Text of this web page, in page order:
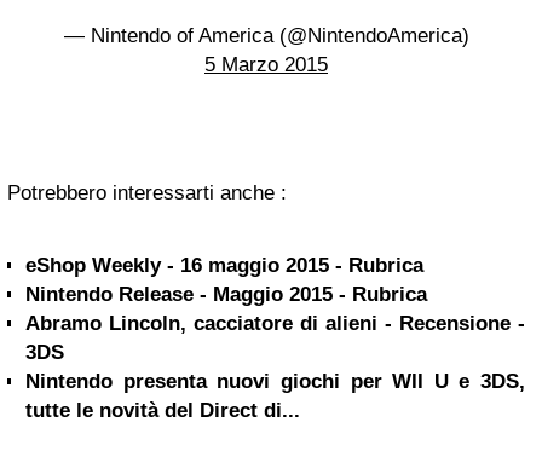
— Nintendo of America (@NintendoAmerica)
5 Marzo 2015
Potrebbero interessarti anche :
eShop Weekly - 16 maggio 2015 - Rubrica
Nintendo Release - Maggio 2015 - Rubrica
Abramo Lincoln, cacciatore di alieni - Recensione -
3DS
Nintendo presenta nuovi giochi per WII U e 3DS,
tutte le novità del Direct di...